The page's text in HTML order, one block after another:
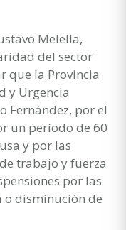
Melella,
del sector
que la Provincia
y Urgencia
Fernández, por el
un período de 60
y por las
trabajo y fuerza
por las
o disminución de